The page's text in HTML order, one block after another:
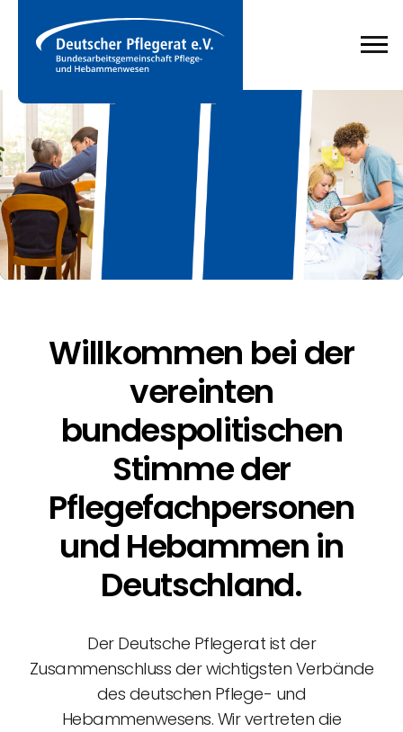
Willkommen bei der
vereinten
bundespolitischen
Stimme der
Pflegefachpersonen
und Hebammen in
Deutschland.
Der Deutsche Pflegerat ist der
Zusammenschluss der wichtigsten Verbände
des deutschen Pflege- und
Hebammenwesens. Wir vertreten die